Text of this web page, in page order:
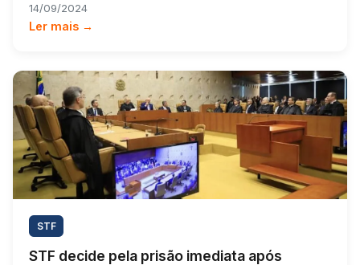
14/09/2024
Ler mais →
STF
STF decide pela prisão imediata após